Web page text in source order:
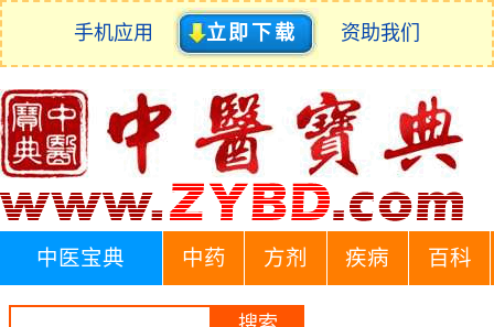
手机应用 立即下载 资助我们
中医宝典 中药 方剂 疾病 百科